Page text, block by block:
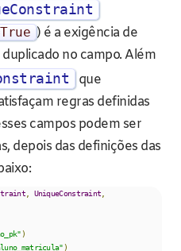
True ) é a exigência de
no campo. Além
que
regras definidas
campos podem ser
depois das definições das
, UniqueConstraint
)
)